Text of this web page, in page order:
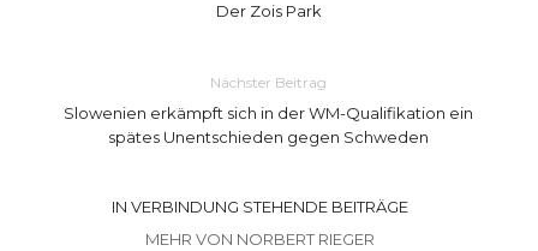
Der Zois Park
Nächster Beitrag
Slowenien erkämpft sich in der WM-Qualifikation ein
spätes Unentschieden gegen Schweden
IN VERBINDUNG STEHENDE BEITRÄGE
MEHR VON NORBERT RIEGER